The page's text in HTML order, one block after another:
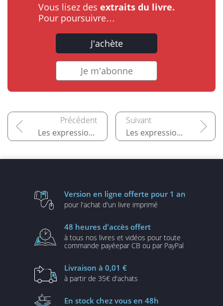
Vous lisez des extraits du livre.
Pour poursuivre…
J'achète
Je m'abonne
Les expressions régulières en Java Les expressions régulières avec Julia
Version en ligne offerte pour 1 an
pour l'achat d'un livre imprimé
48 heures d'accès offert
à tous nos livres et vidéos pour toute
commande payéepar CB ou par PayPal
Livraison à 0,01 €
à partir de 35€ d'achats
En stock chez vous en 48h